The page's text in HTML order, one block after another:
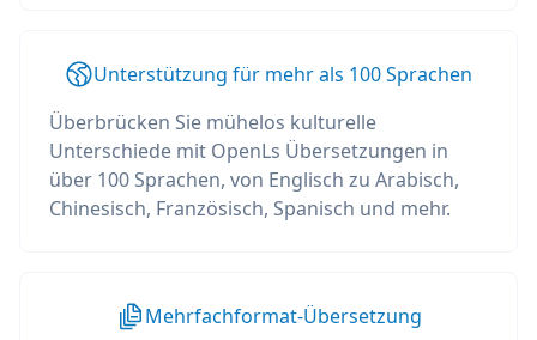
Unterstützung für mehr als 100 Sprachen
Überbrücken Sie mühelos kulturelle
Unterschiede mit OpenLs Übersetzungen in
über 100 Sprachen, von Englisch zu Arabisch,
Chinesisch, Französisch, Spanisch und mehr.
Mehrfachformat-Übersetzung